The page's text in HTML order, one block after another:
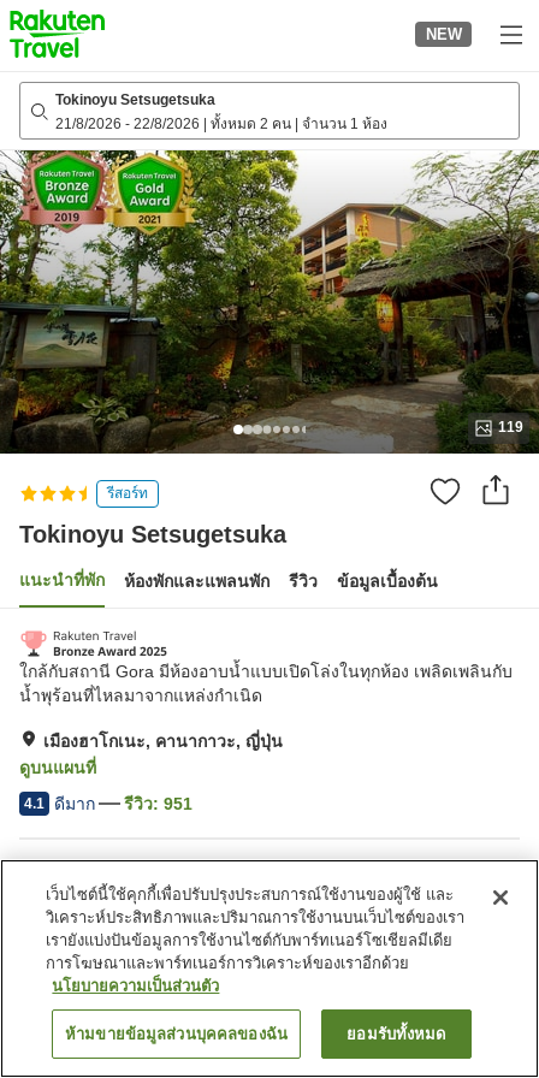
to
top
page
NEW
Tokinoyu Setsugetsuka
21/8/2026 - 22/8/2026 ทั้งหมด 2 คน จำนวน 1 ห้อง
119
รีสอร์ท
Tokinoyu Setsugetsuka
แนะนำที่พัก ห้องพักและแพลนพัก รีวิว ข้อมูลเบื้องต้น
ใกล้กับสถานี Gora มีห้องอาบน้ำแบบเปิดโล่งในทุกห้อง เพลิดเพลินกับ
น้ำพุร้อนที่ไหลมาจากแหล่งกำเนิด
เมืองฮาโกเนะ, คานากาวะ, ญี่ปุ่น
ดูบนแผนที่
4.1 ดีมาก รีวิว: 951
ที่จอดรถ
ซาวน่า
สปา/บิวตี้ซาลอน
เลานจ์
หน้าแรก ญี่ปุ่น คานากาวะ
Tokinoyu Setsugetsuka
ค้นหาห้องพัก
เว็บไซต์นี้ใช้คุกกี้เพื่อปรับปรุงประสบการณ์ใช้งานของผู้ใช้ และ
วิเคราะห์ประสิทธิภาพและปริมาณการใช้งานบนเว็บไซต์ของเรา
เรายังแบ่งปันข้อมูลการใช้งานไซต์กับพาร์ทเนอร์โซเชียลมีเดีย
การโฆษณาและพาร์ทเนอร์การวิเคราะห์ของเราอีกด้วย
นโยบายความเป็นส่วนตัว
ห้ามขายข้อมูลส่วนบุคคลของฉัน ยอมรับทั้งหมด